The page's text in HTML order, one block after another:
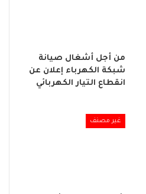
من أجل أشغال صيانة
شبكة الكهرباء إعلان عن
انقطاع التيار الكهربائي
غير مصنف